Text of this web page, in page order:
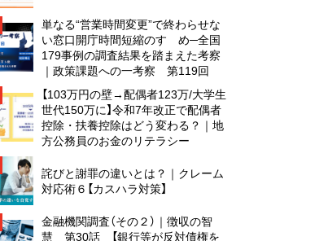
単なる“営業時間変更”で終わらせな
い窓口開庁時間短縮のすゝめ─全国
179事例の調査結果を踏まえた考察
｜政策課題への一考察 第119回
【103万円の壁→配偶者123万/大学生
世代150万に】令和7年改正で配偶者
控除・扶養控除はどう変わる？｜地
方公務員のお金のリテラシー
詫びと謝罪の違いとは？｜クレーム
対応術６【カスハラ対策】
金融機関調査（その２）｜徴収の智
慧 第30話 【銀行等が反対債権を